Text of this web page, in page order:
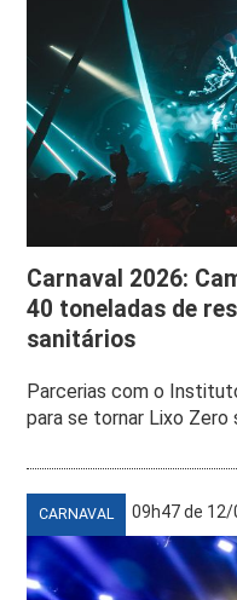
Carnaval 2026:
40 toneladas de
sanitários
Parcerias com o
para se tornar Lixo
CARNAVAL 09h47 de